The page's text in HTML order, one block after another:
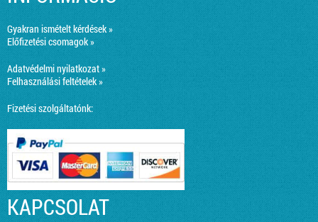
Gyakran ismételt kérdések »
Előfizetési csomagok »
Adatvédelmi nyilatkozat »
Felhasználási feltételek »
Fizetési szolgáltatónk:
KAPCSOLAT